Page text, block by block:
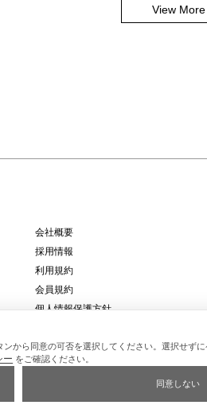
View More
会社概要
採用情報
利用規約
会員規約
個人情報保護方針
特定商取引法に基づく通販の表記
から同意の可否を選択してください。選択せ
ー をご確認ください。
同意しない